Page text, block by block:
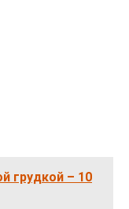
грудкой – 10